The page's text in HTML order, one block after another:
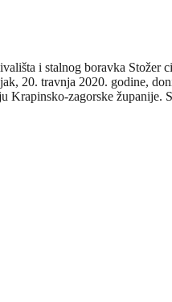
i stalnog boravka
20. travnja 2020. godine,
Krapinsko-zagorske